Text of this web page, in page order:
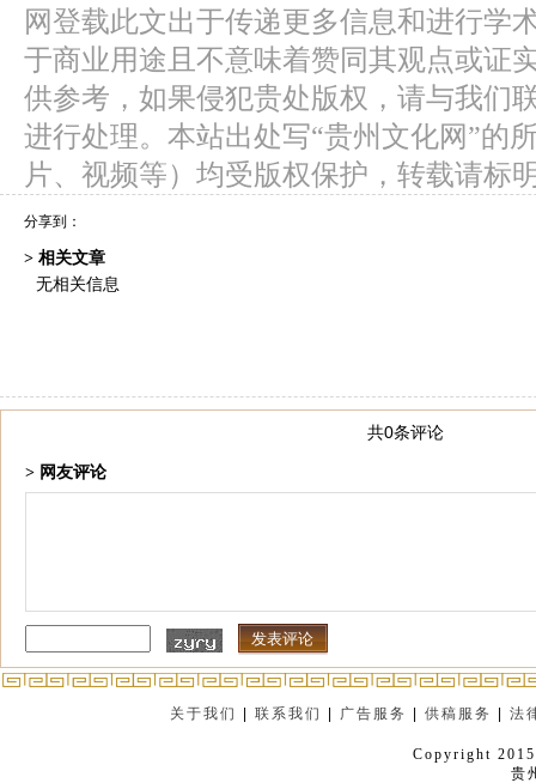
网登载此文出于传递更多信息和进行学
于商业用途且不意味着赞同其观点或证
供参考，如果侵犯贵处版权，请与我们
进行处理。本站出处写“贵州文化网”的
片、视频等）均受版权保护，转载请标
分享到：
> 相关文章
无相关信息
共0条评论
> 网友评论
关于我们 |联系我们 广告服务 |供稿服务 |法
Copyright
贵